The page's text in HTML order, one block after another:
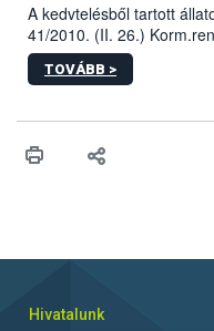
A kedvtelésből tartott
41/2010. (II. 26.)
sérülés, illetve ennek
hatósági feladatokat,
vonni az ebek
TOVÁBB >
Hivatalunk